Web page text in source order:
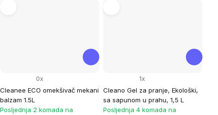
Cleanee ECO omekšivač mekani
balzam 1.5L
0x
Posljednja 2 komada na
Cleano Gel za pranje, Ekološki,
sa sapunom u prahu, 1,5 L
1x
Posljednja 4 komada na